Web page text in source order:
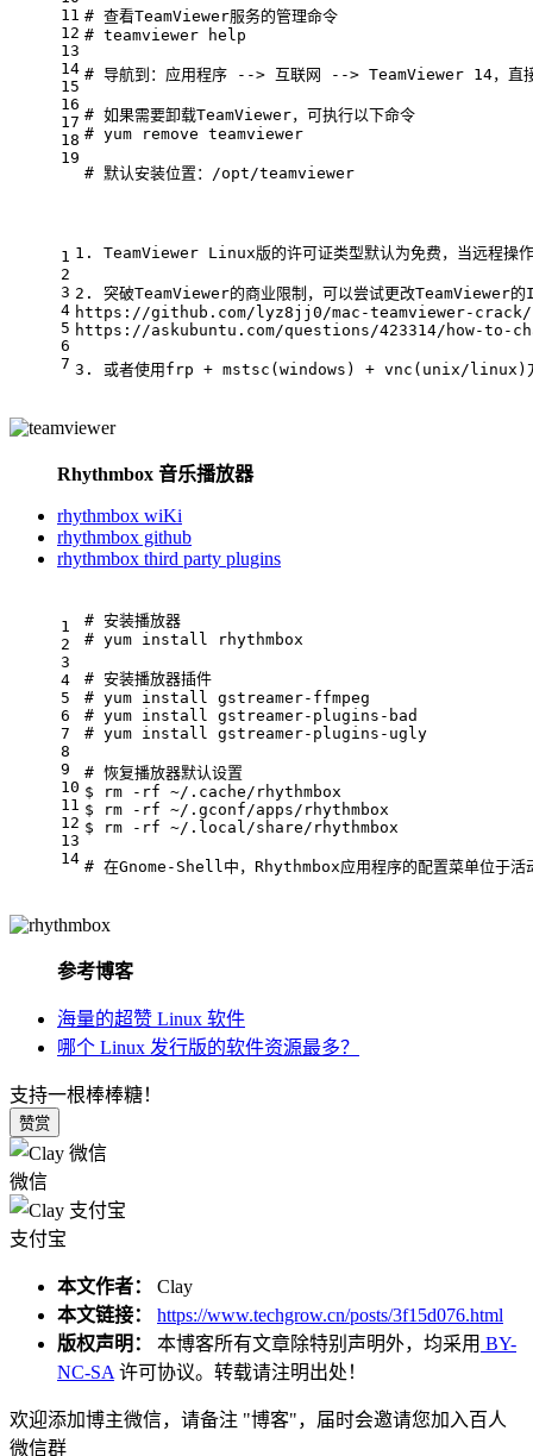
11
12
13
14
15
16
17
18
19
# 查看TeamViewer服务的管理命令
# teamviewer
help
# 导航到：应用程序 --> 互联网 --> TeamViewer 14，直接
# 如果需要卸载TeamViewer，可执行以下命令
# yum remove teamviewer
# 默认安装位置：/opt/teamviewer
1
2
3
4
5
6
7
1. TeamViewer Linux版的许可证类型默认为免费，当远程操作
2. 突破TeamViewer的商业限制，可以尝试更改TeamViewer的
https://github.com/lyz8jj0/mac-teamviewer-crack/
https://askubuntu.com/questions/423314/how-to-
3. 或者使用frp + mstsc(windows) + vnc(unix/linux)方
Rhythmbox 音乐播放器
rhythmbox wiKi
rhythmbox github
rhythmbox third party plugins
1
2
3
4
5
6
7
8
9
10
11
12
13
14
# 安装播放器
# yum install rhythmbox
# 安装播放器插件
# yum install gstreamer-ffmpeg
# yum install gstreamer-plugins-bad
# yum install gstreamer-plugins-ugly
# 恢复播放器默认设置
$ rm -rf ~/.cache/rhythmbox
$ rm -rf ~/.gconf/apps/rhythmbox
$ rm -rf ~/. local /share/rhythmbox
# 在Gnome-Shell中，Rhythmbox应用程序的配置菜单位于活
参考博客
海量的超赞 Linux 软件
哪个 Linux 发行版的软件资源最多？
支持一根棒棒糖！
赞赏
微信
支付宝
本文作者：
Clay
本文链接：
https://www.techgrow.cn/posts/3f15d076.html
版权声明：
本博客所有文章除特别声明外，均采用 BY-
NC-SA 许可协议。转载请注明出处！
欢迎添加博主微信，请备注 "博客"，届时会邀请您加入百人
微信群